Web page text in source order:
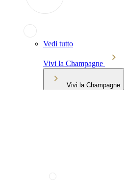
Vedi tutto
Vivi la Champagne
Vivi la Champagne